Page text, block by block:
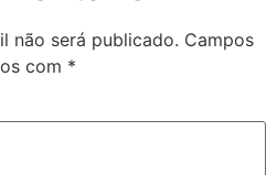
não será publicado. Campos
com *